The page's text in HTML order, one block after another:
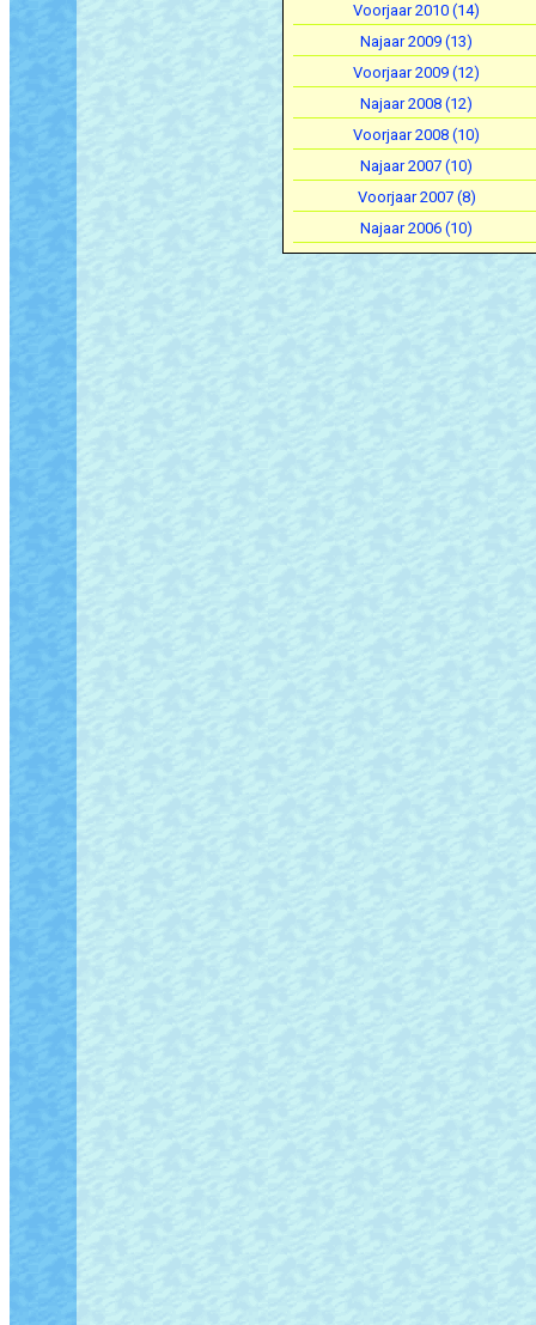
Voorjaar 2010 (14)
Najaar 2009 (13)
Voorjaar 2009 (12)
Najaar 2008 (12)
Voorjaar 2008 (10)
Najaar 2007 (10)
Voorjaar 2007 (8)
Najaar 2006 (10)